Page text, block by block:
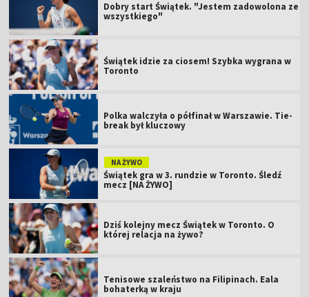
Dobry start Świątek. "Jestem zadowolona ze
wszystkiego"
Świątek idzie za ciosem! Szybka wygrana w
Toronto
Polka walczyła o półfinał w Warszawie. Tie-
break był kluczowy
NA ŻYWO
Świątek gra w 3. rundzie w Toronto. Śledź
mecz [NA ŻYWO]
Dziś kolejny mecz Świątek w Toronto. O
której relacja na żywo?
Tenisowe szaleństwo na Filipinach. Eala
bohaterką w kraju